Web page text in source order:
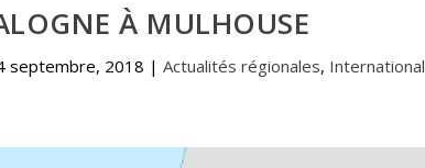
À MULHOUSE
septembre, 2018 |Actualités régionales, International